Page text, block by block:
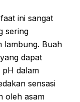
ini sangat
sering
lambung. Buah
dapat
pH dalam
sensasi
oleh asam